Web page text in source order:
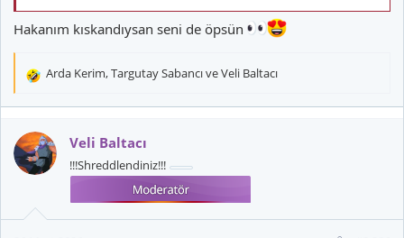
Hakanım kıskandıysan seni de öpsün
T
k
i
l
Arda Kerim,Targutay SabancıveVeli Baltacı
Veli Baltacı
!!!Shreddlendiniz!!!